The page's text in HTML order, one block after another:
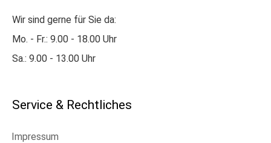
Wir sind gerne für Sie da:
Mo. - Fr.: 9.00 - 18.00 Uhr
Sa.: 9.00 - 13.00 Uhr
Service & Rechtliches
Impressum